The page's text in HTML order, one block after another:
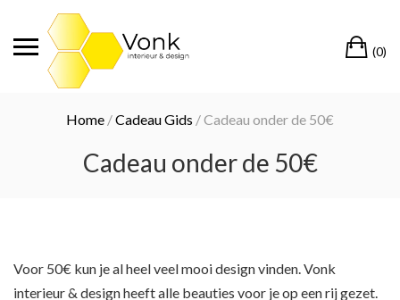
(0)
Home /Cadeau Gids / Cadeau onder de 50€
Cadeau onder de 50€
Voor 50€ kun je al heel veel mooi design vinden. Vonk
interieur & design heeft alle beauties voor je op een rij gezet.